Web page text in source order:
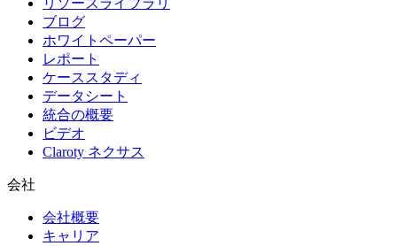
リソースライブラリ
ブログ
ホワイトペーパー
レポート
ケーススタディ
データシート
統合の概要
ビデオ
Claroty ネクサス
会社
会社概要
キャリア